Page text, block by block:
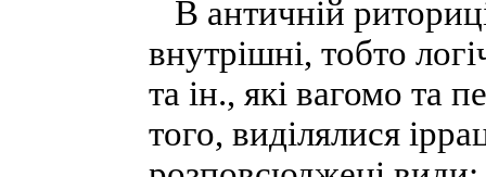
В античній
внутрішні, тобто
та ін., які вагомо та
того, виділялися